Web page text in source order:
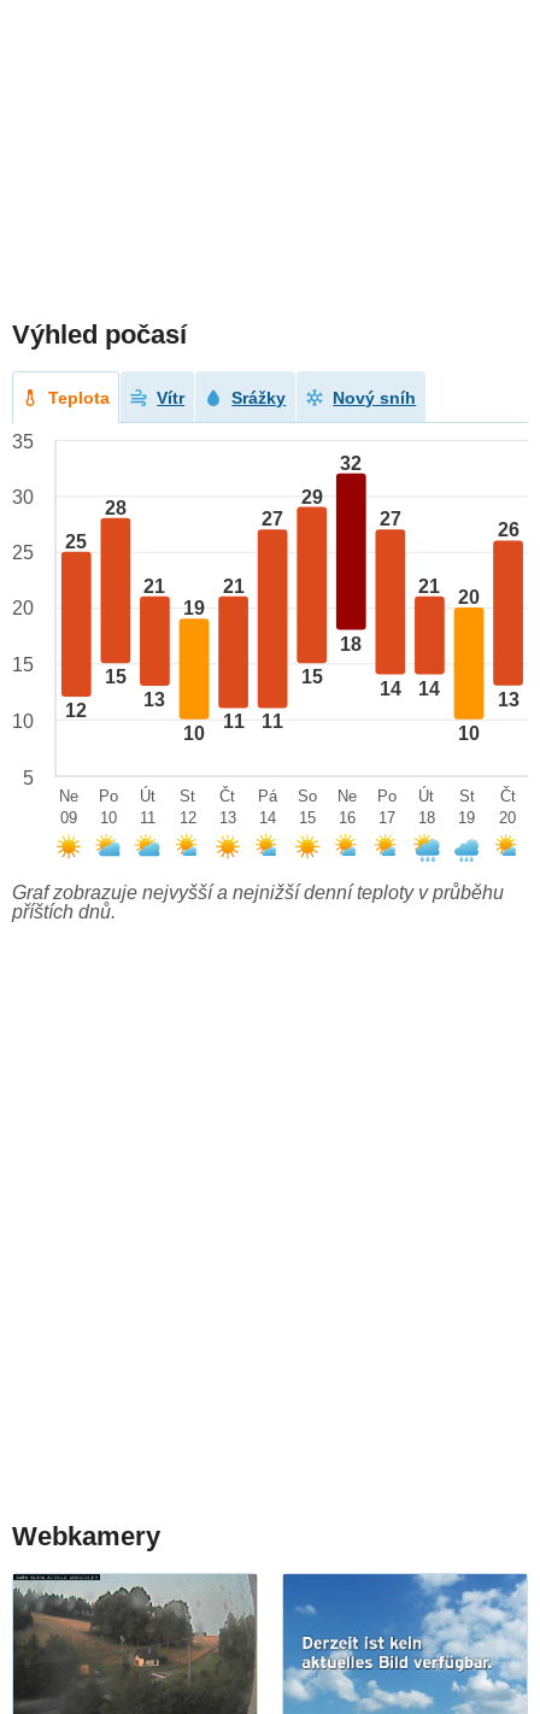
Výhled počasí
Teplota Vítr Srážky Nový sníh
25
12
28
15
21
13
19
10
21
11
27
11
29
15
32
18
27
14
21
14
20
10
26
13
35
30
25
20
15
10
5
Ne
09
Po
10
Út
11
St
12
Čt
13
Pá
14
So
15
Ne
16
Po
17
Út
18
St
19
Čt
20
Graf zobrazuje nejvyšší a nejnižší denní teploty v průběhu
příštích dnů.
Webkamery